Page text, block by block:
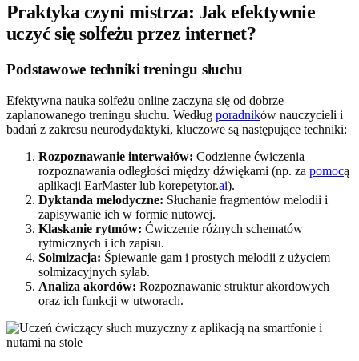
Praktyka czyni mistrza: Jak efektywnie
uczyć się solfeżu przez internet?
Podstawowe techniki treningu słuchu
Efektywna nauka solfeżu online zaczyna się od dobrze
zaplanowanego treningu słuchu. Według poradników nauczycieli i
badań z zakresu neurodydaktyki, kluczowe są następujące techniki:
Rozpoznawanie interwałów: Codzienne ćwiczenia
rozpoznawania odległości między dźwiękami (np. za pomocą
aplikacji EarMaster lub korepetytor.ai).
Dyktanda melodyczne: Słuchanie fragmentów melodii i
zapisywanie ich w formie nutowej.
Klaskanie rytmów: Ćwiczenie różnych schematów
rytmicznych i ich zapisu.
Solmizacja: Śpiewanie gam i prostych melodii z użyciem
solmizacyjnych sylab.
Analiza akordów: Rozpoznawanie struktur akordowych
oraz ich funkcji w utworach.